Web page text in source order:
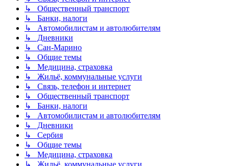
↳ Общественный транспорт
↳ Банки, налоги
↳ Автомобилистам и автолюбителям
↳ Дневники
↳ Сан-Марино
↳ Общие темы
↳ Медицина, страховка
↳ Жильё, коммунальные услуги
↳ Связь, телефон и интернет
↳ Общественный транспорт
↳ Банки, налоги
↳ Автомобилистам и автолюбителям
↳ Дневники
↳ Сербия
↳ Общие темы
↳ Медицина, страховка
↳ Жильё, коммунальные услуги